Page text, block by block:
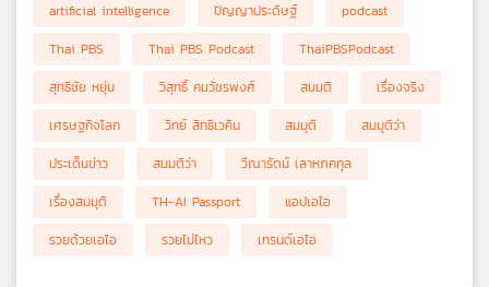
artificial intelligence
ปัญญาประดิษฐ์
podcast
Thai PBS
Thai PBS Podcast
ThaiPBSPodcast
สุทธิชัย หยุ่น
วิสุทธิ์ คมวัชรพงศ์ สมมติ
เรื่องจริง
เศรษฐกิจโลก
วิทย์ สิทธิเวคิน สมมุติ
สมมุติว่า
ประเด็นข่าว
สมมติว่า
วีณารัตน์ เลาหภคกุล
เรื่องสมมุติ
TH-AI Passport
แอปเอไอ
รวยด้วยเอไอ
รวยไม่ไหว เทรนด์เอไอ